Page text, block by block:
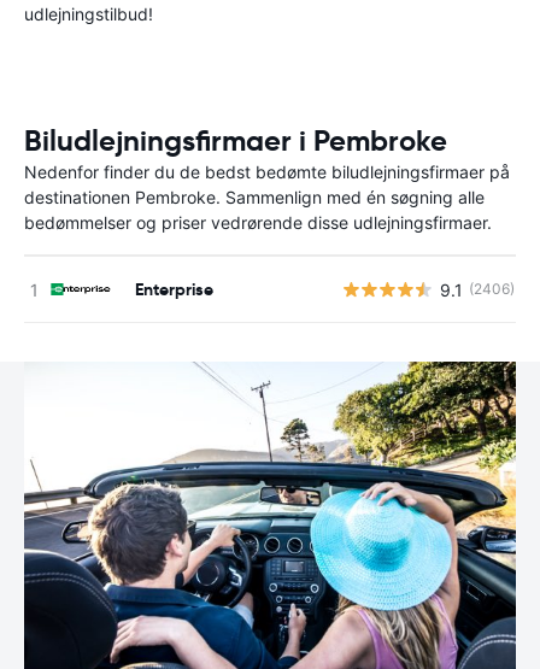
udlejningstilbud!
Biludlejningsfirmaer i Pembroke
Nedenfor finder du de bedst bedømte biludlejningsfirmaer på
destinationen Pembroke. Sammenlign med én søgning alle
bedømmelser og priser vedrørende disse udlejningsfirmaer.
Enterprise 9.1 (2406)